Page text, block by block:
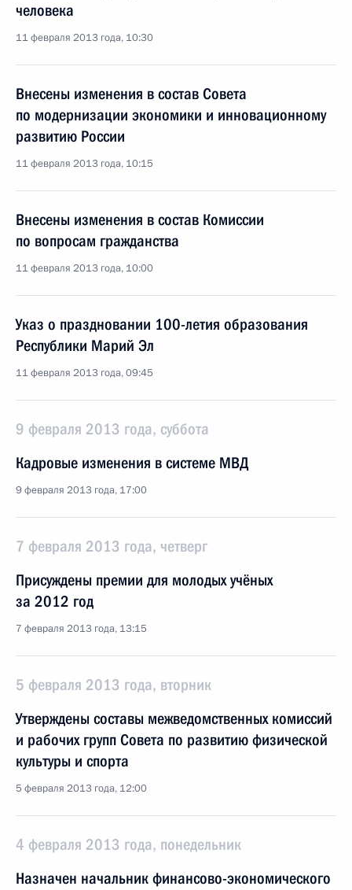
человека
11 февраля 2013 года, 10:30
Внесены изменения в состав Совета
по модернизации экономики и инновационному
развитию России
11 февраля 2013 года, 10:15
Внесены изменения в состав Комиссии
по вопросам гражданства
11 февраля 2013 года, 10:00
Указ о праздновании 100-летия образования
Республики Марий Эл
11 февраля 2013 года, 09:45
9 февраля 2013 года, суббота
Кадровые изменения в системе МВД
9 февраля 2013 года, 17:00
7 февраля 2013 года, четверг
Присуждены премии для молодых учёных
за 2012 год
7 февраля 2013 года, 13:15
5 февраля 2013 года, вторник
Утверждены составы межведомственных комиссий
и рабочих групп Совета по развитию физической
культуры и спорта
5 февраля 2013 года, 12:00
4 февраля 2013 года, понедельник
Назначен начальник финансово-экономического